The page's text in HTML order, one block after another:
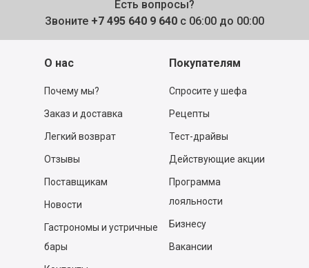
Есть вопросы?
Звоните +7 495 640 9 640 с 06:00 до 00:00
О нас
Почему мы?
Заказ и доставка
Легкий возврат
Отзывы
Поставщикам
Новости
Гастрономы и устричные
бары
Покупателям
Спросите у шефа
Рецепты
Тест-драйвы
Действующие акции
Программа
лояльности
Бизнесу
Вакансии